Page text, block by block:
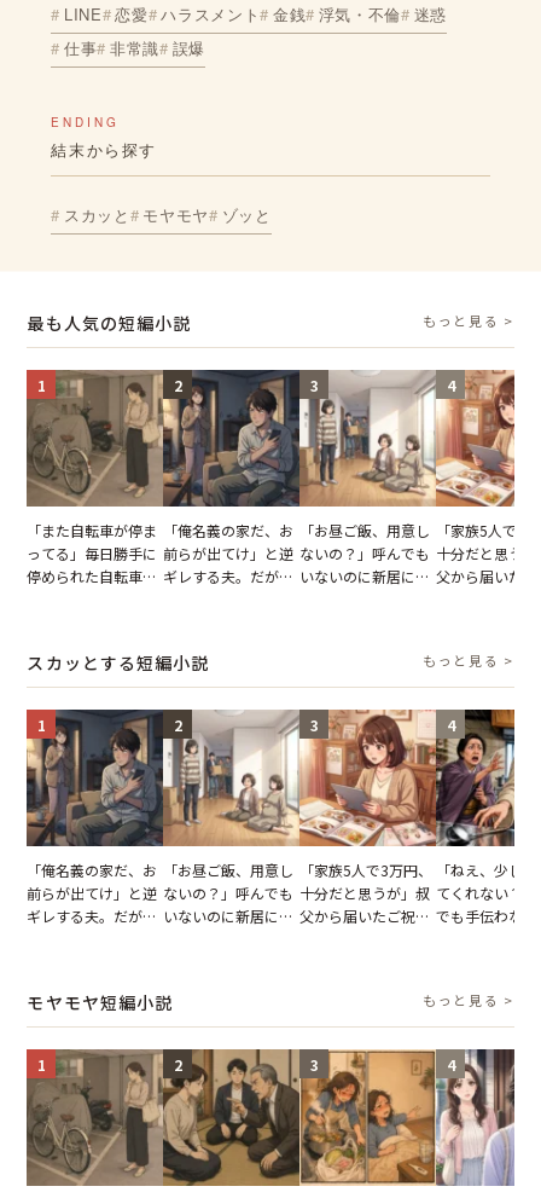
LINE 恋愛 ハラスメント 金銭 浮気・不倫 迷惑
仕事 非常識 誤爆
ENDING
結末から探す
スカッと モヤモヤ ゾッと
最も人気の短編小説 もっと見る >
1
「また自転車が停ま
ってる」毎日勝手に
停められた自転車。
2
「俺名義の家だ、お
前らが出てけ」と逆
ギレする夫。だが、
3
「お昼ご飯、用意し
ないの？」呼んでも
いないのに新居にあ
4
「家族5人で3
十分だと思う
父から届いたご
スカッとする短編小説 もっと見る >
1
「俺名義の家だ、お
前らが出てけ」と逆
ギレする夫。だが、
2
「お昼ご飯、用意し
ないの？」呼んでも
いないのに新居にあ
3
「家族5人で3万円、
十分だと思うが」叔
父から届いたご祝
4
「ねえ、少し
てくれない？
でも手伝わな
モヤモヤ短編小説 もっと見る >
1 2 3 4